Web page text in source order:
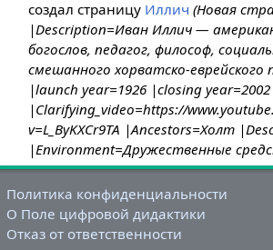
создал страницу Иллич (Новая
|Description=Иван Иллич —
богослов, педагог, философ,
смешанного хорватско-еврейского
|launch year=1926 |closing year=2002
|Clarifying_video=https://
v=L_ByKXCr9TA |Ancestors=Холт
|Environment=Дружественные
Политика конфиденциальности
О Поле цифровой дидактики
Отказ от ответственности